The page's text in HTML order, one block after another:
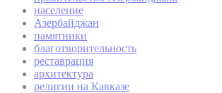
население
Азербайджан
памятники
благотворительность
реставрация
архитектура
религии на Кавказе